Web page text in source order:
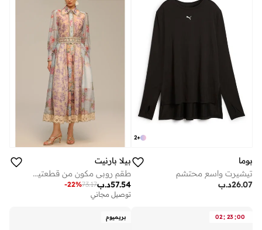
+
2
بوما
تيشيرت واسع محتشم
د.ب26.07
بيلا بارنيت
طقم روبي مكون من قطعتين من بلوزة وتنورة دانتيل مطبوعة بالورود بأكمام طويلة
د.ب57.54
73.17
-22%
توصيل مجاني
02: 23:00 بريميوم